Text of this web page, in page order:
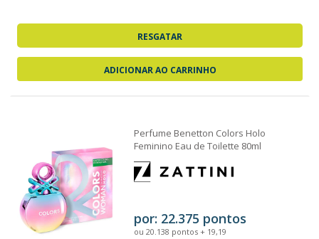
RESGATAR
ADICIONAR AO CARRINHO
Perfume Benetton Colors Holo
Feminino Eau de Toilette 80ml
por: 22.375 pontos
ou 20.138 pontos + 19,19